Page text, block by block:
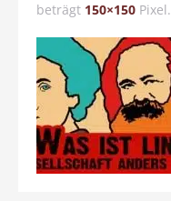
beträgt 150×150 Pixel.